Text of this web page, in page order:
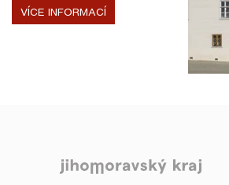
VÍCE INFORMACÍ